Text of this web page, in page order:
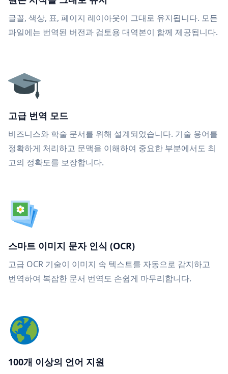
글꼴, 색상, 표, 페이지 레이아웃이 그대로 유지됩니다. 모든
파일에는 번역된 버전과 검토용 대역본이 함께 제공됩니다.
고급 번역 모드
비즈니스와 학술 문서를 위해 설계되었습니다. 기술 용어를
정확하게 처리하고 문맥을 이해하여 중요한 부분에서도 최
고의 정확도를 보장합니다.
스마트 이미지 문자 인식 (OCR)
고급 OCR 기술이 이미지 속 텍스트를 자동으로 감지하고
번역하여 복잡한 문서 번역도 손쉽게 마무리합니다.
100개 이상의 언어 지원